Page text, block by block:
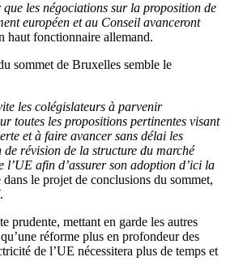
les négociations sur la proposition de
européen et au Conseil avanceront
haut fonctionnaire allemand.
sommet de Bruxelles semble le
les colégislateurs à parvenir
toutes les propositions pertinentes visant
et à faire avancer sans délai les
révision de la structure du marché
l’UE afin d’assurer son adoption d’ici la
le projet de conclusions du sommet,
prudente, mettant en garde les autres
réforme plus en profondeur des
de l’UE nécessitera plus de temps et